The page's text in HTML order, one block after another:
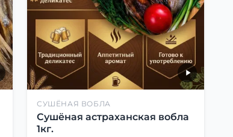
СУШЁНАЯ ВОБЛА
Сушёная астраханская вобла
1кг.